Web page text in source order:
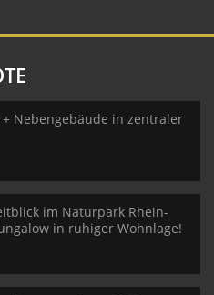
+ Nebengebäude in zentraler
im Naturpark Rhein-
in ruhiger Wohnlage!